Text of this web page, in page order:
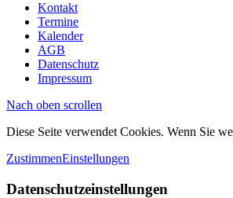
Kontakt
Termine
Kalender
AGB
Datenschutz
Impressum
Nach oben scrollen
Diese Seite verwendet Cookies. Wenn Sie
ZustimmenEinstellungen
Datenschutzeinstellungen